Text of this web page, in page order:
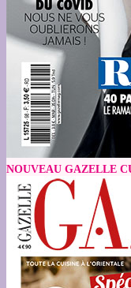
NOUVEAU GAZELLE